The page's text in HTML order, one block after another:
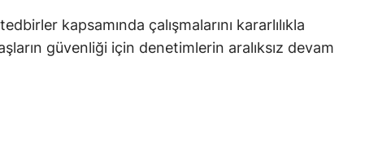
Nevşehir
kapsamında çalışmalarını kararlılıkla
güvenliği için denetimlerin aralıksız devam